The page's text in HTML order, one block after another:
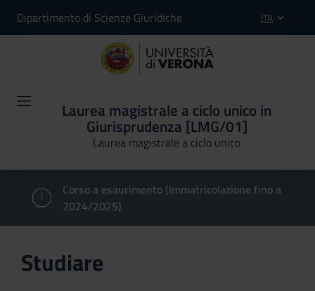
Dipartimento di Scienze Giuridiche ITA
Laurea magistrale a ciclo unico in
Giurisprudenza [LMG/01]
Laurea magistrale a ciclo unico
Corso a esaurimento (Immatricolazione fino a
2024/2025)
Studiare